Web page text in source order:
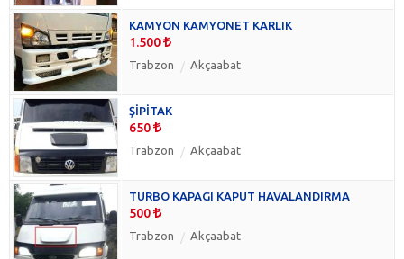
KAMYON KAMYONET KARLIK
1.500
Trabzon Akçaabat
ŞİPİTAK
650
Trabzon Akçaabat
TURBO KAPAGI KAPUT HAVALANDIRMA
500
Trabzon Akçaabat